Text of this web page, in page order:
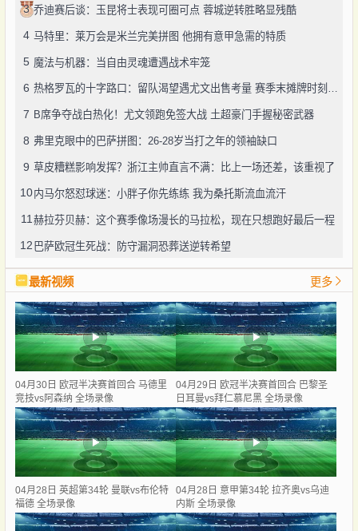
3 乔迪赛后谈：玉昆将士表现可圈可点 蓉城逆转胜略显残酷
4 马特里：莱万会是米兰完美拼图 他拥有意甲急需的特质
5 魔法与机器：当自由灵魂遭遇战术牢笼
6 热格罗瓦的十字路口：留队渴望遇尤文出售考量 赛季末摊牌时刻将至
7 B席争夺战白热化！尤文领跑免签大战 土超豪门手握秘密武器
8 弗里克眼中的巴萨拼图：26-28岁当打之年的领袖缺口
9 草皮糟糕影响发挥？浙江主帅直言不满：比上一场还差，该重视了
10内马尔怒怼球迷：小胖子你先练练 我为桑托斯流血流汗
11 赫拉芬贝赫：这个赛季像场漫长的马拉松，现在只想跑好最后一程
12 巴萨欧冠生死战：防守漏洞恐葬送逆转希望
最新视频 更多
04月30日 欧冠半决赛首回合 马德里
竞技vs阿森纳 全场录像
04月29日 欧冠半决赛首回合 巴黎圣
日耳曼vs拜仁慕尼黑 全场录像
04月28日 英超第34轮 曼联vs布伦特
福德 全场录像
04月28日 意甲第34轮 拉齐奥vs乌迪
内斯 全场录像